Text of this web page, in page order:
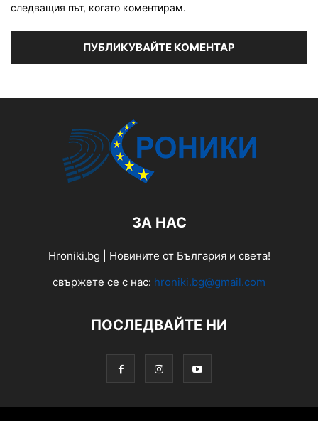
следващия път, когато коментирам.
ЗА НАС
Hroniki.bg | Новините от България и света!
свържете се с нас: hroniki.bg@gmail.com
ПОСЛЕДВАЙТЕ НИ